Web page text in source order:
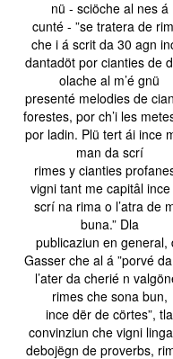
nü - sciöche al nes á
cunté - ”se tratera de
che i á scrit da 30 agn
dantadöt por cianties de
olache al m’é gnü
presenté melodies de
forestes, por ch’i les
por ladin. Plü tert ái ince
man da scrí
rimes y cianties
vigni tant me capitâl
scrí na rima o l’atra de
buna.” Dla
publicaziun en general,
Gasser che al á ”porvé
l’ater da cherié n
rimes che sona bun,
ince dër de cörtes”, tla
convinziun che vigni
debojëgn de proverbs,